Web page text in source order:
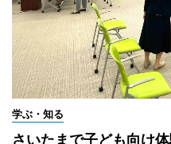
学ぶ・知る
さいたまで子ども向け